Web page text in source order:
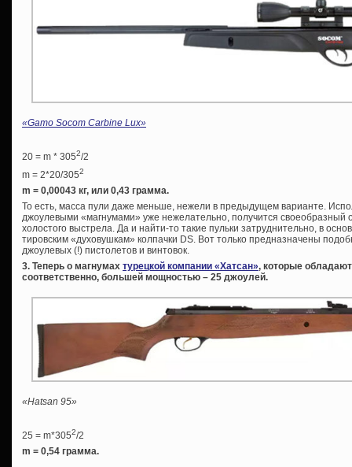
«Gamo Socom Carbine Lux»
20 = m * 3052/2
m = 2*20/3052
m = 0,00043 кг, или 0,43 грамма.
То есть, масса пули даже меньше, нежели в предыдущем варианте.
джоулевыми «магнумами» уже нежелательно, получится своеобразный
холостого выстрела. Да и найти-то такие пульки затруднительно, в
тировским «духовушкам» колпачки DS. Вот только предназначены
джоулевых (!) пистолетов и винтовок.
3. Теперь о магнумах турецкой компании «Хатсан», которые
соответственно, большей мощностью – 25 джоулей.
«Hatsan 95»
25 = m*3052/2
m = 0,54 грамма.